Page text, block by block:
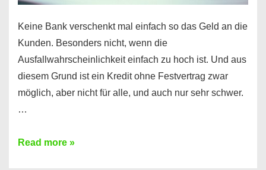
Keine Bank verschenkt mal einfach so das Geld an die
Kunden. Besonders nicht, wenn die
Ausfallwahrscheinlichkeit einfach zu hoch ist. Und aus
diesem Grund ist ein Kredit ohne Festvertrag zwar
möglich, aber nicht für alle, und auch nur sehr schwer.
…
Ist
Read more »